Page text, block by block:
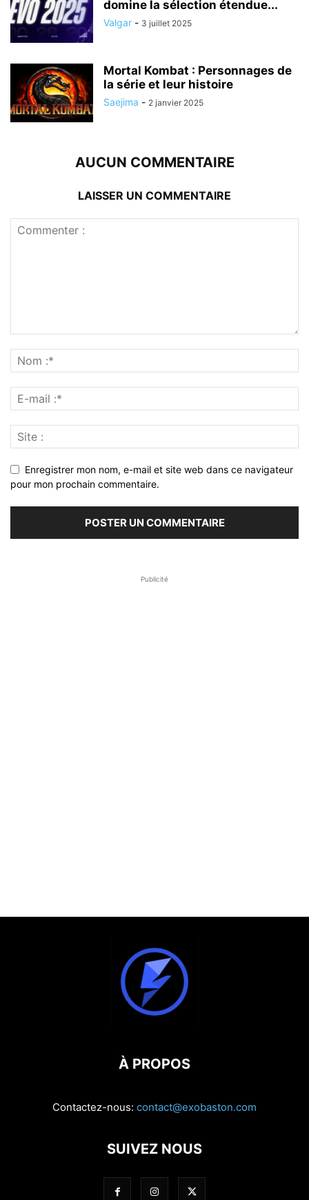
domine la sélection étendue...
Valgar - 3 juillet 2025
Mortal Kombat : Personnages de
la série et leur histoire
Saejima - 2 janvier 2025
AUCUN COMMENTAIRE
LAISSER UN COMMENTAIRE
Enregistrer mon nom, e-mail et site web dans ce navigateur
pour mon prochain commentaire.
Publicité
À PROPOS
Contactez-nous: contact@exobaston.com
SUIVEZ NOUS